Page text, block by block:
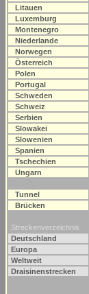
Litauen
Luxemburg
Montenegro
Niederlande
Norwegen
Österreich
Polen
Portugal
Schweden
Schweiz
Serbien
Slowakei
Slowenien
Spanien
Tschechien
Ungarn
Tunnel
Brücken
Streckenverzeichnis
Deutschland
Europa
Weltweit
Draisinenstrecken